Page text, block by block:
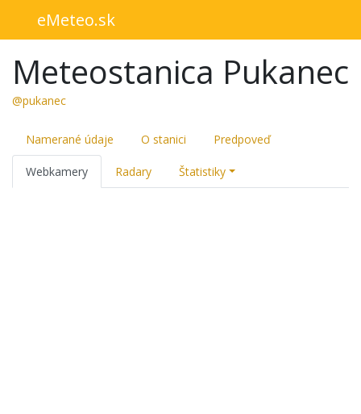
eMeteo.sk
Meteostanica Pukanec
@pukanec
Namerané údaje O stanici Predpoveď
Webkamery Radary Štatistiky